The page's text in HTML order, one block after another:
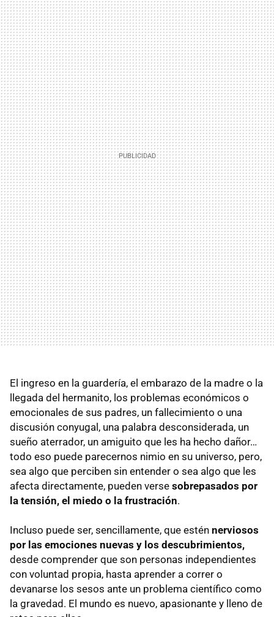
El ingreso en la guardería, el embarazo de la madre o la
llegada del hermanito, los problemas económicos o
emocionales de sus padres, un fallecimiento o una
discusión conyugal, una palabra desconsiderada, un
sueño aterrador, un amiguito que les ha hecho dañor…
todo eso puede parecernos nimio en su universo, pero,
sea algo que perciben sin entender o sea algo que les
afecta directamente, pueden verse sobrepasados por
la tensión, el miedo o la frustración.
Incluso puede ser, sencillamente, que estén nerviosos
por las emociones nuevas y los descubrimientos,
desde comprender que son personas independientes
con voluntad propia, hasta aprender a correr o
devanarse los sesos ante un problema científico como
la gravedad. El mundo es nuevo, apasionante y lleno de